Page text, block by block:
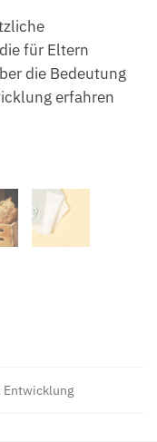
für Eltern
die Bedeutung
erfahren
Entwicklung